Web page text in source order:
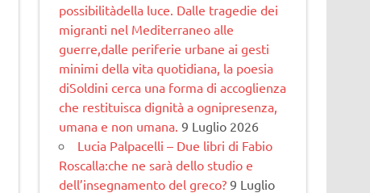
possibilitàdella luce. Dalle tragedie dei
migranti nel Mediterraneo alle
guerre,dalle periferie urbane ai gesti
minimi della vita quotidiana, la poesia
diSoldini cerca una forma di accoglienza
che restituisca dignità a ognipresenza,
umana e non umana. 9 Luglio 2026
Lucia Palpacelli – Due libri di Fabio
Roscalla:che ne sarà dello studio e
dell’insegnamento del greco? 9 Luglio